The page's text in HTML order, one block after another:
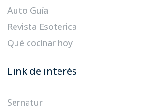
Auto Guía
Revista Esoterica
Qué cocinar hoy
Link de interés
Sernatur